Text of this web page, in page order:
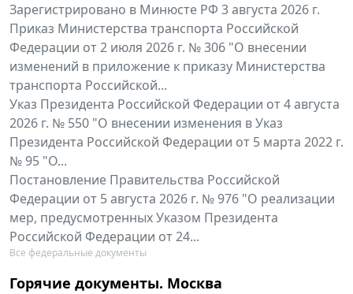
Зарегистрировано в Минюсте РФ 3 августа 2026 г.
Приказ Министерства транспорта Российской
Федерации от 2 июля 2026 г. № 306 "О внесении
изменений в приложение к приказу Министерства
транспорта Российской...
Указ Президента Российской Федерации от 4 августа
2026 г. № 550 "О внесении изменения в Указ
Президента Российской Федерации от 5 марта 2022 г.
№ 95 "О...
Постановление Правительства Российской
Федерации от 5 августа 2026 г. № 976 "О реализации
мер, предусмотренных Указом Президента
Российской Федерации от 24...
Все федеральные документы
Горячие документы. Москва